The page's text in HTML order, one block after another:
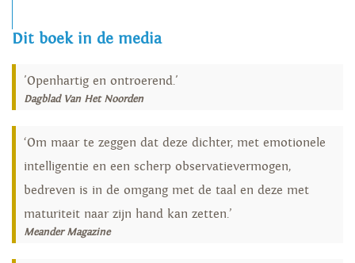
Dit boek in de media
'Openhartig en ontroerend.'
Dagblad Van Het Noorden
‘Om maar te zeggen dat deze dichter, met emotionele
intelligentie en een scherp observatievermogen,
bedreven is in de omgang met de taal en deze met
maturiteit naar zijn hand kan zetten.’
Meander Magazine